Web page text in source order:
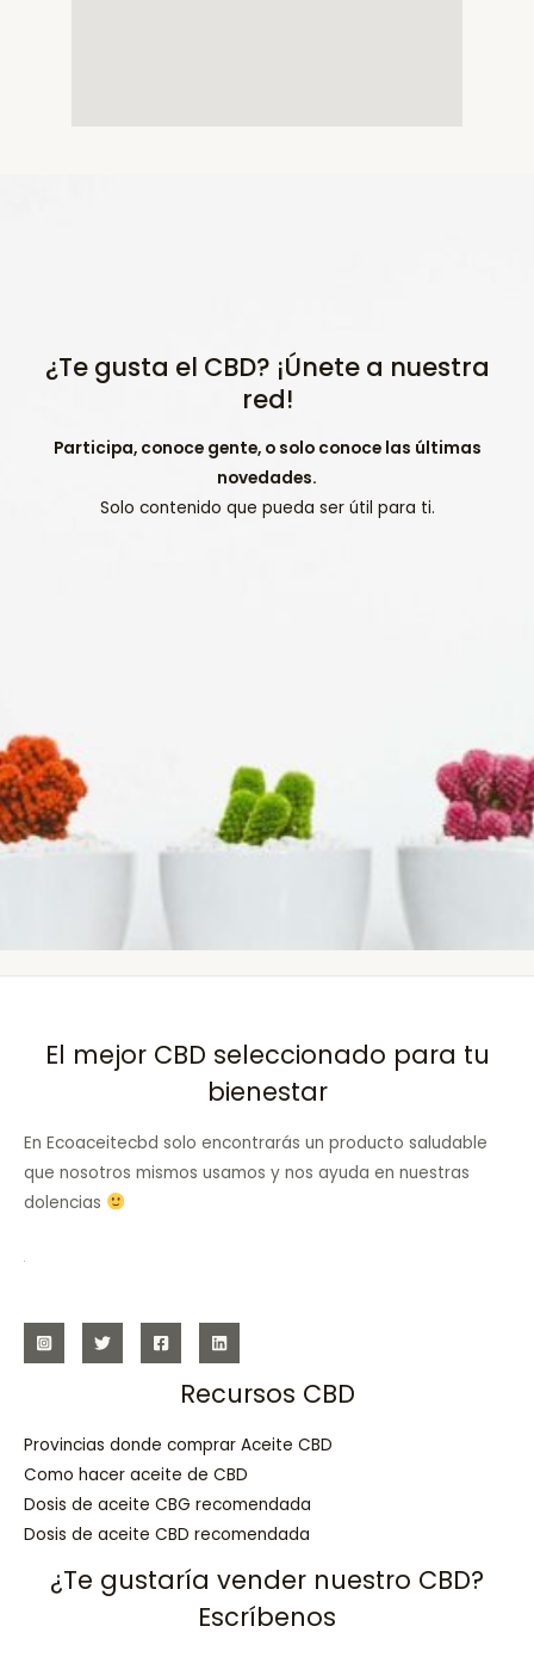
¿Te gusta el CBD? ¡Únete a nuestra
red!
Participa, conoce gente, o solo conoce las últimas
novedades.
Solo contenido que pueda ser útil para ti.
El mejor CBD seleccionado para tu
bienestar
En Ecoaceitecbd solo encontrarás un producto saludable
que nosotros mismos usamos y nos ayuda en nuestras
dolencias
Recursos CBD
Provincias donde comprar Aceite CBD
Como hacer aceite de CBD
Dosis de aceite CBG recomendada
Dosis de aceite CBD recomendada
¿Te gustaría vender nuestro CBD?
Escríbenos